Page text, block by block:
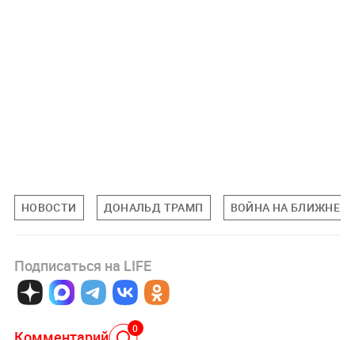
НОВОСТИ ДОНАЛЬД ТРАМП ВОЙНА НА БЛИЖНЕМ
Подписаться на LIFE
0